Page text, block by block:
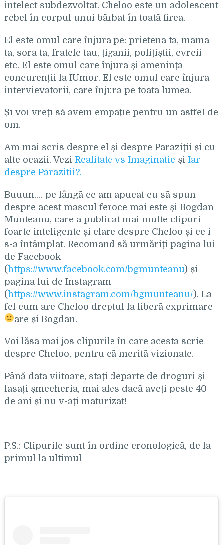
intelect subdezvoltat. Cheloo este un adolescent
rebel în corpul unui bărbat în toată firea.
El este omul care înjura pe: prietena ta, mama
ta, sora ta, fratele tau, țiganii, polițiștii, evreii
etc. El este omul care înjura și amenința
concurenții la IUmor. El este omul care înjura
intervievatorii, care înjura pe toata lumea.
Și voi vreți să avem empație pentru un astfel de
om.
Am mai scris despre el și despre Paraziții și cu
alte ocazii. Vezi Realitate vs Imaginatie și Iar
despre Parazitii?.
Buuun…. pe lângă ce am apucat eu să spun
despre acest mascul feroce mai este și Bogdan
Munteanu, care a publicat mai multe clipuri
foarte inteligente și clare despre Cheloo și ce i
s-a întâmplat. Recomand să urmăriți pagina lui
de Facebook
(https://www.facebook.com/bgmunteanu) și
pagina lui de Instagram
(https://www.instagram.com/bgmunteanu/). La
fel cum are Cheloo dreptul la liberă exprimare
are și Bogdan.
Voi lăsa mai jos clipurile în care acesta scrie
despre Cheloo, pentru că merită vizionate.
Până data viitoare, stați departe de droguri și
lasați șmecheria, mai ales dacă aveți peste 40
de ani și nu v-ați maturizat!
P.S.: Clipurile sunt în ordine cronologică, de la
primul la ultimul